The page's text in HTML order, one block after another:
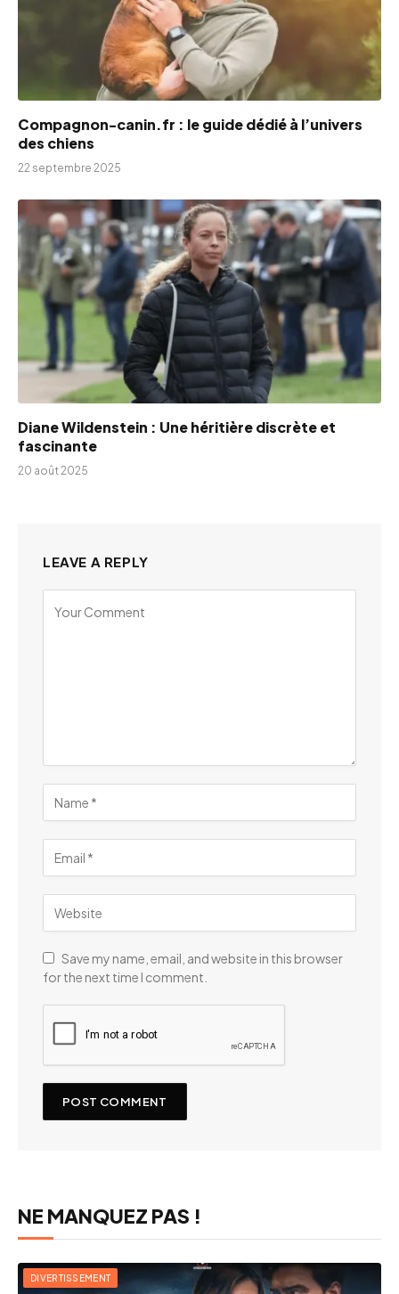
Compagnon-canin.fr : le guide dédié à l’univers
des chiens
22 septembre 2025
Diane Wildenstein : Une héritière discrète et
fascinante
20 août 2025
LEAVE A REPLY
Save my name, email, and website in this browser
for the next time I comment.
NE MANQUEZ PAS !
DIVERTISSEMENT